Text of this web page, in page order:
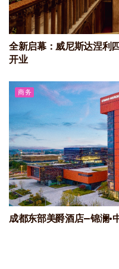
全新启幕：威尼斯达涅利
开业
商务
成都东部美爵酒店—锦澜·